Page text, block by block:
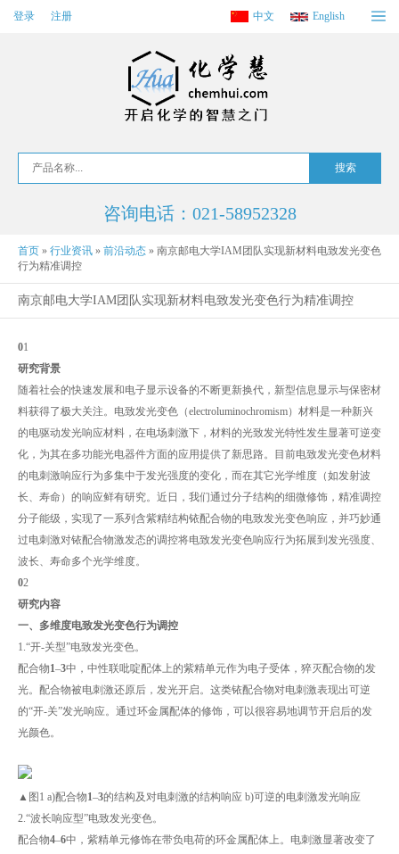
登录 注册 中文 English
咨询电话：021-58952328
首页 » 行业资讯 » 前沿动态 » 南京邮电大学IAM团队实现新材料电致发光变色
行为精准调控
南京邮电大学IAM团队实现新材料电致发光变色行为精准调控
01
研究背景
随着社会的快速发展和电子显示设备的不断更新换代，新型信息显示与保密材
料获得了极大关注。电致发光变色（electroluminochromism）材料是一种新兴
的电驱动发光响应材料，在电场刺激下，材料的光致发光特性发生显著可逆变
化，为其在多功能光电器件方面的应用提供了新思路。目前电致发光变色材料
的电刺激响应行为多集中于发光强度的变化，而在其它光学维度（如发射波
长、寿命）的响应鲜有研究。近日，我们通过分子结构的细微修饰，精准调控
分子能级，实现了一系列含紫精结构铱配合物的电致发光变色响应，并巧妙通
过电刺激对铱配合物激发态的调控将电致发光变色响应行为拓展到发光强度、
波长、寿命多个光学维度。
02
研究内容
一、多维度电致发光变色行为调控
1.“开-关型”电致发光变色。
配合物1–3中，中性联吡啶配体上的紫精单元作为电子受体，猝灭配合物的发
光。配合物被电刺激还原后，发光开启。这类铱配合物对电刺激表现出可逆
的“开-关”发光响应。通过环金属配体的修饰，可以很容易地调节开启后的发
光颜色。
▲图1 a)配合物1–3的结构及对电刺激的结构响应 b)可逆的电刺激发光响应
2.“波长响应型”电致发光变色。
配合物4–6中，紫精单元修饰在带负电荷的环金属配体上。电刺激显著改变了